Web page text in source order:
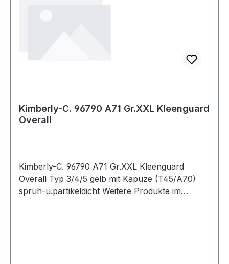
Kimberly-C. 96790 A71 Gr.XXL Kleenguard
Overall
Kimberly-C. 96790 A71 Gr.XXL Kleenguard
Overall Typ 3/4/5 gelb mit Kapuze (T45/A70)
sprüh-u.partikeldicht Weitere Produkte im